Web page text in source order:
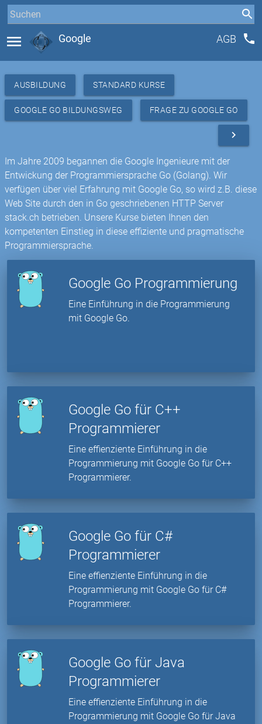
menu Google AGB phone
AUSBILDUNG STANDARD KURSE
GOOGLE GO BILDUNGSWEG FRAGE ZU GOOGLE GO
navigate_next
Im Jahre 2009 begannen die Google Ingenieure mit der
Entwickung der Programmiersprache Go (Golang). Wir
verfügen über viel Erfahrung mit Google Go, so wird z.B. diese
Web Site durch den in Go geschriebenen HTTP Server
stack.ch betrieben. Unsere Kurse bieten Ihnen den
kompetenten Einstieg in diese effiziente und pragmatische
Programmiersprache.
Google Go Programmierung
Eine Einführung in die Programmierung
mit Google Go.
Google Go für C++
Programmierer
Eine effienziente Einführung in die
Programmierung mit Google Go für C++
Programmierer.
Google Go für C#
Programmierer
Eine effienziente Einführung in die
Programmierung mit Google Go für C#
Programmierer.
Google Go für Java
Programmierer
Eine effienziente Einführung in die
Programmierung mit Google Go für Java